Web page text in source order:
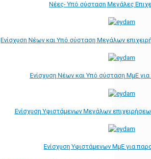
Νέες- Υπό σύσταση Μεγάλες
Ενίσχυση Νέων και Υπό σύσταση Μεγάλων
Ενίσχυση Νέων και Υπό σύσταση ΜμΕ
Ενίσχυση Υφιστάμενων Μεγάλων
Ενίσχυση Υφιστάμενων ΜμΕ για